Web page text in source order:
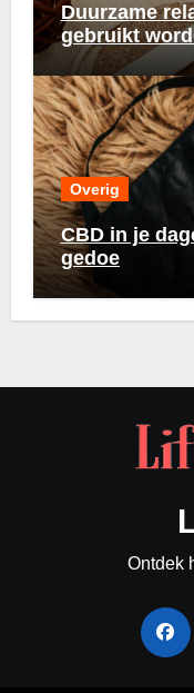
Duurzame
gebruikt
Overig
CBD in je
gedoe
Ontdek